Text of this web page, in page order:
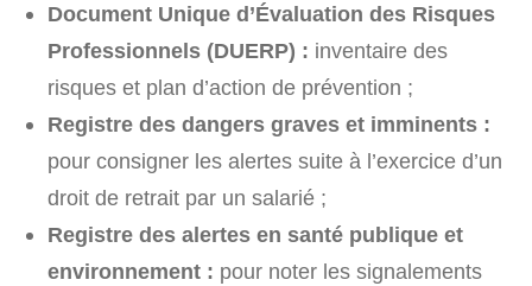
Document Unique d’Évaluation des Risques
Professionnels (DUERP) : inventaire des
risques et plan d’action de prévention ;
Registre des dangers graves et imminents :
pour consigner les alertes suite à l’exercice d’un
droit de retrait par un salarié ;
Registre des alertes en santé publique et
environnement : pour noter les signalements